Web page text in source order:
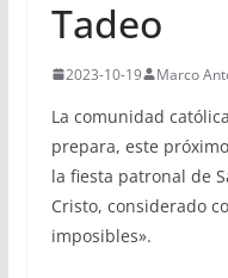
Tadeo
2023-10-19 Marco
La comunidad
prepara, este
la fiesta patronal de
Cristo, considerado
imposibles».